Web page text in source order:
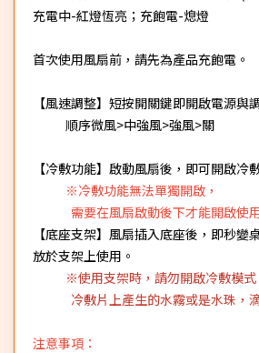
充電中-紅燈恆亮；充飽電-熄燈
首次使用風扇前，請先為產品充飽電。
【風速調整】短按開關鍵即開啟電源與
順序微風>中強風>強風>關
【冷敷功能】啟動風扇後，即可開啟冷
※冷敷功能無法單獨開啟，
需要在風扇啟動後下才能開啟使用
【底座支架】風扇插入底座後，即秒變
放於支架上使用。
※使用支架時，請勿開啟冷敷模式
冷敷片上產生的水霧或是水珠，滴
注意事項：